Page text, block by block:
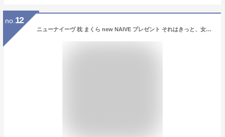
no. 12
ニューナイーヴ 枕 まくら new NAIVE プレゼント それはきっと、女性を虜にする枕 やわらかい 化粧用パフ材 レディース ギフト ラッピング無料